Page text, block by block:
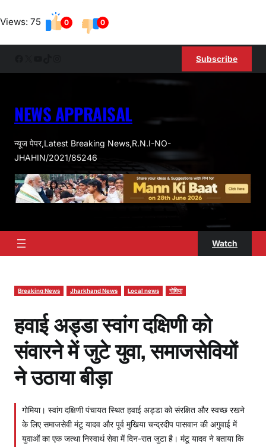
Views: 75 0 0
Subscribe
NEWS APPRAISAL
न्यूज पेपर,Latest Breaking News,R.N.I-NO-
JHAHIN/2021/85246
Watch
Breaking News Jharkhand News Local news गोमिया
हवाई अड्डा स्वांग दक्षिणी को
संवारने में जुटे युवा, समाजसेवियों
ने उठाया बीड़ा
गोमिया। स्वांग दक्षिणी पंचायत स्थित हवाई अड्डा को संरक्षित और स्वच्छ रखने
के लिए समाजसेवी मंटू यादव और पूर्व मुखिया चन्द्रदीप पासवान की अगुवाई में
युवाओं का एक जत्था निस्वार्थ सेवा में दिन-रात जुटा है। मंटू यादव ने बताया कि